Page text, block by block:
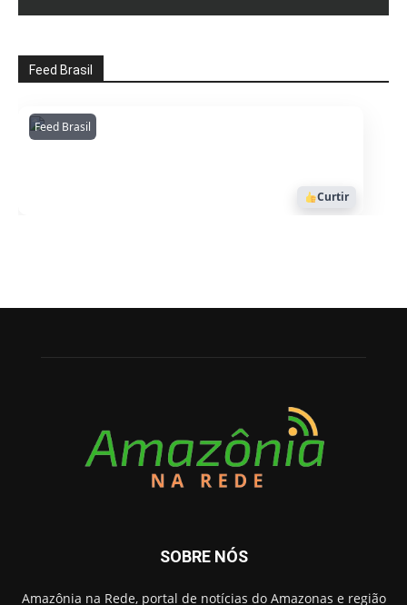
Feed Brasil
Feed BrasilAmazonianarede
1053
Curtir
SOBRE NÓS
Amazônia na Rede, portal de notícias do Amazonas e região